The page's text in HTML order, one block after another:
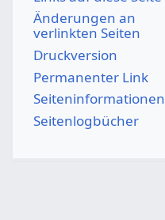
Änderungen an
verlinkten Seiten
Druckversion
Permanenter Link
Seiten­­informationen
Seitenlogbücher